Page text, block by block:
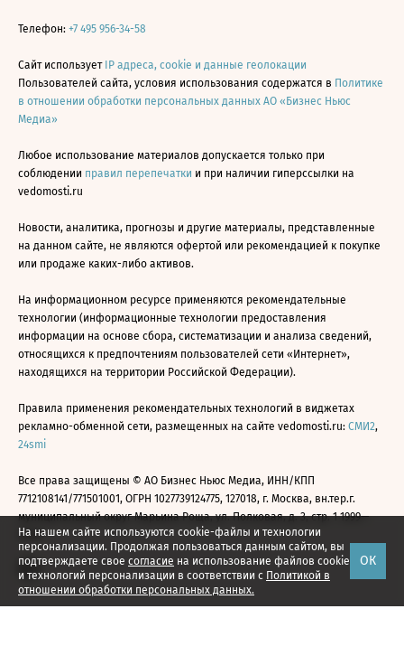
На нашем сайте используются cookie-файлы и технологии
персонализации. Продолжая пользоваться данным сайтом, вы
подтверждаете свое согласие на использование файлов cookie
и технологий персонализации в соответствии с Политикой в
отношении обработки персональных данных.
ОК
Телефон: +7 495 956-34-58
Сайт использует IP адреса, cookie и данные геолокации
Пользователей сайта, условия использования содержатся в Политике
в отношении обработки персональных данных АО «Бизнес Ньюс
Медиа»
Любое использование материалов допускается только при
соблюдении правил перепечатки и при наличии гиперссылки на
vedomosti.ru
Новости, аналитика, прогнозы и другие материалы, представленные
на данном сайте, не являются офертой или рекомендацией к покупке
или продаже каких-либо активов.
На информационном ресурсе применяются рекомендательные
технологии (информационные технологии предоставления
информации на основе сбора, систематизации и анализа сведений,
относящихся к предпочтениям пользователей сети «Интернет»,
находящихся на территории Российской Федерации).
Правила применения рекомендательных технологий в виджетах
рекламно-обменной сети, размещенных на сайте vedomosti.ru: СМИ2,
24smi
Все права защищены © АО Бизнес Ньюс Медиа, ИНН/КПП
7712108141/771501001, ОГРН 1027739124775, 127018, г. Москва, вн.тер.г.
муниципальный округ Марьина Роща, ул. Полковая, д. 3, стр. 1 1999—
2026